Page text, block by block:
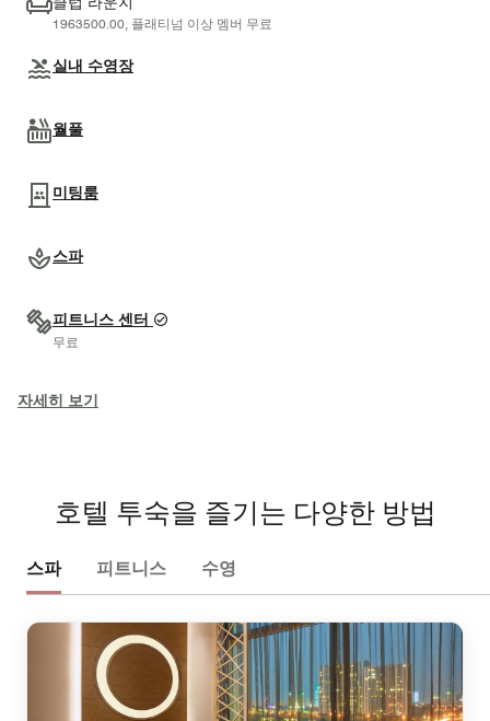
1963500.00, 플래티넘 이상 멤버 무료
실내 수영장
월풀
미팅룸
스파
피트니스 센터
무료
자세히 보기
호텔 투숙을 즐기는 다양한 방법
스파 피트니스 수영